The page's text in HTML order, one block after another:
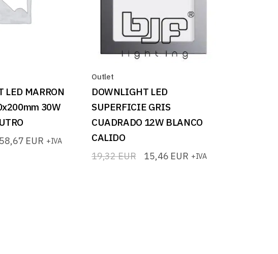
LED MARRON
30W
58,67 EUR +IVA
Outlet
DOWNLIGHT LED
SUPERFICIE GRIS
CUADRADO 12W BLANCO
CALIDO
19,32EUR
El 15,46 EUR
El +IVA